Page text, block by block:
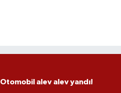
Otomobil alev alev yandı!